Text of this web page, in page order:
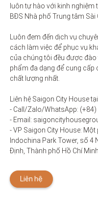
luôn tự hào với kinh
BĐS Nhà phố Trung tâm Sài
Luôn đem đến dịch vụ
cách làm việc để phục vụ
của chúng tôi đều được đào
phẩm đa dạng để cung
chất lượng nhất.
Liên hệ Saigon City House
- Call/Zalo/WhatsApp: (+84)
- Email:
- VP Saigon City House:
Indochina Park Tower, số 4
Định, Thành phố Hồ Chí
Liên hệ